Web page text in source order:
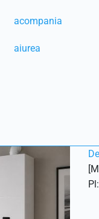
acompania
aiurea